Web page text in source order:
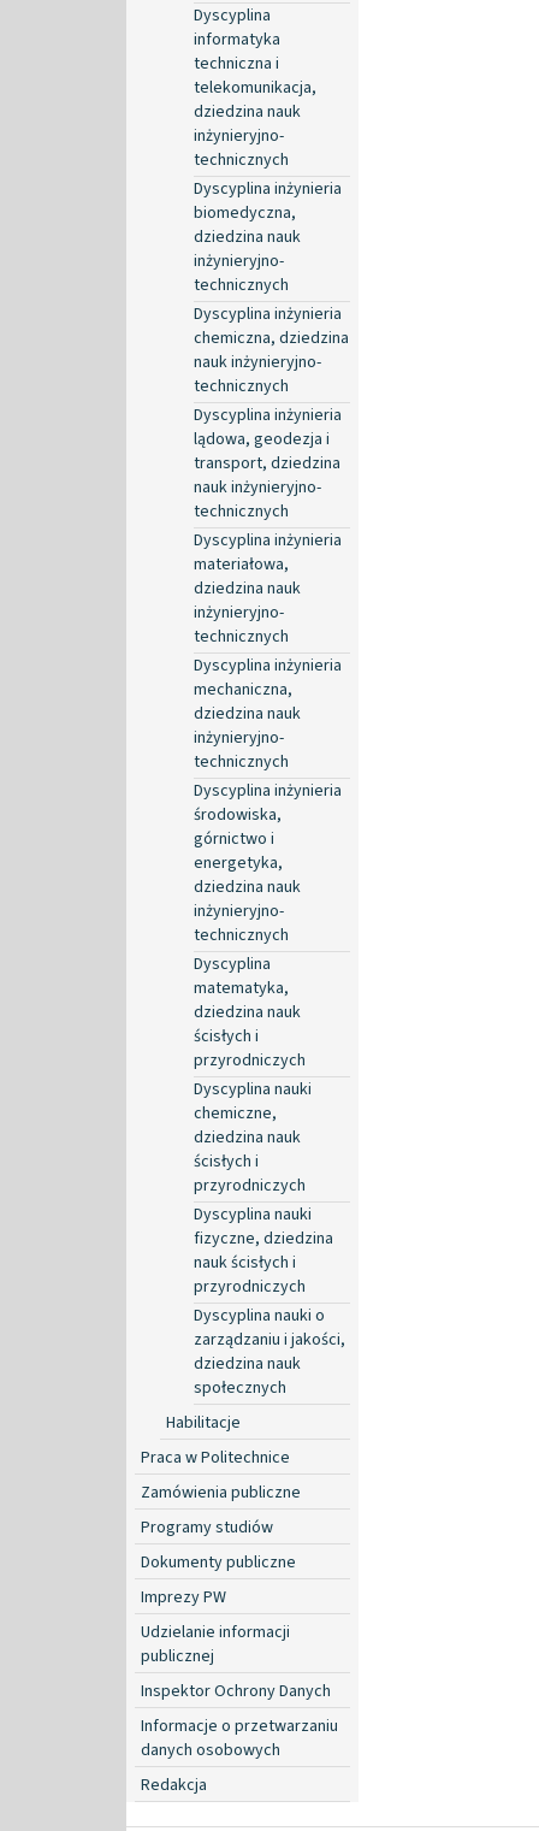
Dyscyplina
informatyka
techniczna i
telekomunikacja,
dziedzina nauk
inżynieryjno-
technicznych
Dyscyplina inżynieria
biomedyczna,
dziedzina nauk
inżynieryjno-
technicznych
Dyscyplina inżynieria
chemiczna, dziedzina
nauk inżynieryjno-
technicznych
Dyscyplina inżynieria
lądowa, geodezja i
transport, dziedzina
nauk inżynieryjno-
technicznych
Dyscyplina inżynieria
materiałowa,
dziedzina nauk
inżynieryjno-
technicznych
Dyscyplina inżynieria
mechaniczna,
dziedzina nauk
inżynieryjno-
technicznych
Dyscyplina inżynieria
środowiska,
górnictwo i
energetyka,
dziedzina nauk
inżynieryjno-
technicznych
Dyscyplina
matematyka,
dziedzina nauk
ścisłych i
przyrodniczych
Dyscyplina nauki
chemiczne,
dziedzina nauk
ścisłych i
przyrodniczych
Dyscyplina nauki
fizyczne, dziedzina
nauk ścisłych i
przyrodniczych
Dyscyplina nauki o
zarządzaniu i jakości,
dziedzina nauk
społecznych
Habilitacje
Praca w Politechnice
Zamówienia publiczne
Programy studiów
Dokumenty publiczne
Imprezy PW
Udzielanie informacji
publicznej
Inspektor Ochrony Danych
Informacje o przetwarzaniu
danych osobowych
Redakcja